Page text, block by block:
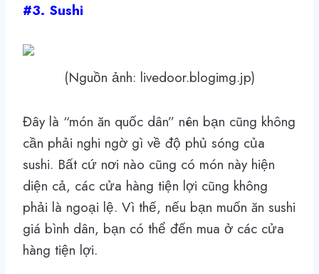
#3. Sushi
(Nguồn ảnh: livedoor.blogimg.jp)
Đây là “món ăn quốc dân” nên bạn cũng không
cần phải nghi ngờ gì về độ phủ sóng của
sushi. Bất cứ nơi nào cũng có món này hiện
diện cả, các cửa hàng tiện lợi cũng không
phải là ngoại lệ. Vì thế, nếu bạn muốn ăn sushi
giá bình dân, bạn có thể đến mua ở các cửa
hàng tiện lợi.